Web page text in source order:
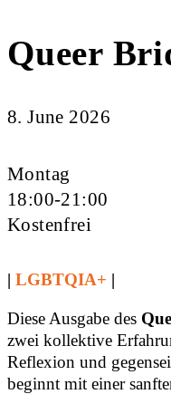
Queer
8. June 2026
Montag
18:00-21:00
Kostenfrei
|LGBTQIA+ |
Diese Ausgabe des
zwei kollektive
Reflexion und
beginnt mit einer